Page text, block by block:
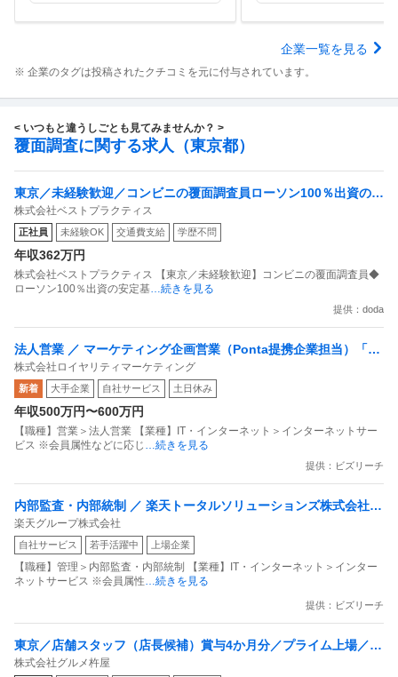
企業一覧を見る
※ 企業のタグは投稿されたクチコミを元に付与されています。
< いつもと違うしごとも見てみませんか？ >
覆面調査に関する求人（東京都）
東京／未経験歓迎／コンビニの覆面調査員ローソン100％出資の安
定基盤／月５日在宅／残業月10時間
株式会社ベストプラクティス
正社員 未経験OK 交通費支給 学歴不問
年収362万円
株式会社ベストプラクティス 【東京／未経験歓迎】コンビニの覆面調査員◆
ローソン100％出資の安定基 …続きを見る
提供：doda
法人営業 ／ マーケティング企画営業（Ponta提携企業担当）「国
内最大級の共通ポイントサービスを展開／無駄のない消費社会を
目指すデータマーケティングカンパニー」
株式会社ロイヤリティマーケティング
新着 大手企業 自社サービス 土日休み
年収500万円〜600万円
【職種】営業＞法人営業 【業種】IT・インターネット＞インターネットサー
ビス ※会員属性などに応じ
…続きを見る
提供：ビズリーチ
内部監査・内部統制 ／ 楽天トータルソリューションズ株式会社
戦略事業コンプライアンス支援部 業務統制支援課：ショップコン
プライアンス推進担当（SBCSD）
楽天グループ株式会社
自社サービス 若手活躍中 上場企業
【職種】管理＞内部監査・内部統制 【業種】IT・インターネット＞インター
ネットサービス ※会員属性 …続きを見る
提供：ビズリーチ
東京／店舗スタッフ（店長候補）賞与4か月分／プライム上場／残
業月15H以下／新店オープン多数
株式会社グルメ杵屋